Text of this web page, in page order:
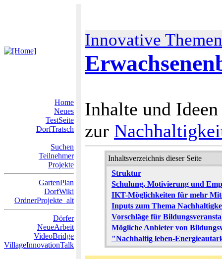
Innovative Themen
Home
Neues
TestSeite
DorfTratsch
Suchen
Teilnehmer
Projekte
GartenPlan
DorfWiki
OrdnerProjekte_alt
Dörfer
NeueArbeit
VideoBridge
VillageInnovationTalk
Inhalte und
zur
Inhaltsverzeichnis dieser Seite
Struktur
Schulung, Motivierung und
IKT-Möglichkeiten für mehr
Inputs zum Thema
Vorschläge für
Mögliche Anbieter von
"Nachhaltig leben-